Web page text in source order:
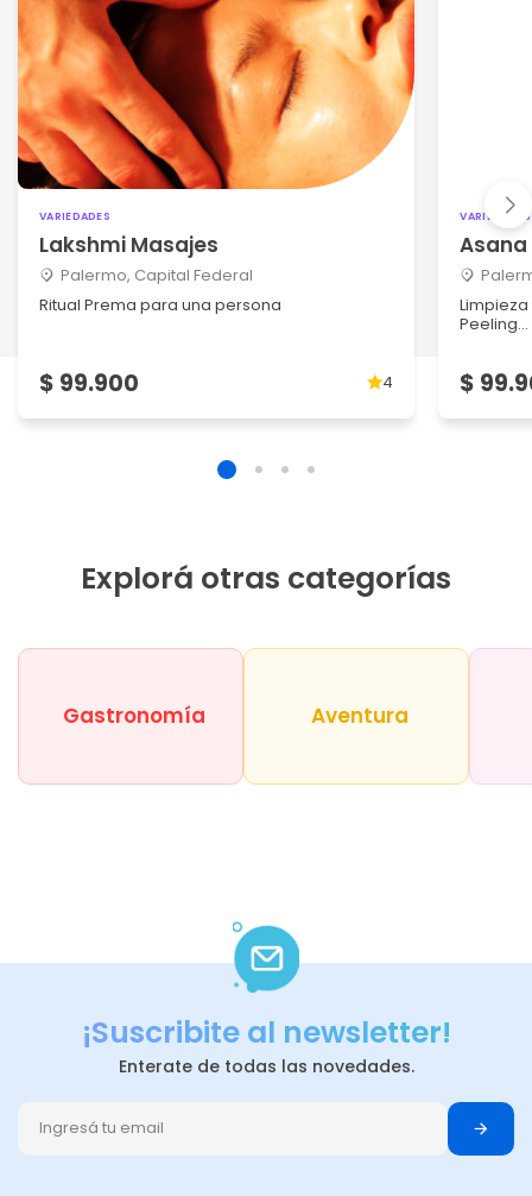
VARIEDADES
Lakshmi Masajes
Palermo, Capital Federal
Ritual Prema para una persona
$ 99.900 4
VARIEDADES
Peeling...
$
Explorá otras categorías
Gastronomía Aventura
¡Suscribite al newsletter!
Enterate de todas las novedades.